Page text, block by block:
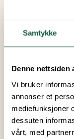
Samtykke
Denne nettsiden
Vi bruker
annonser et
mediefunksjoner
dessuten
vårt, med
Pets
Cashless